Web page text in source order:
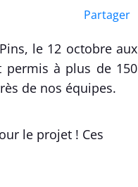
Partager
le 12 octobre aux
permis à plus de 150
de nos équipes.
le projet ! Ces